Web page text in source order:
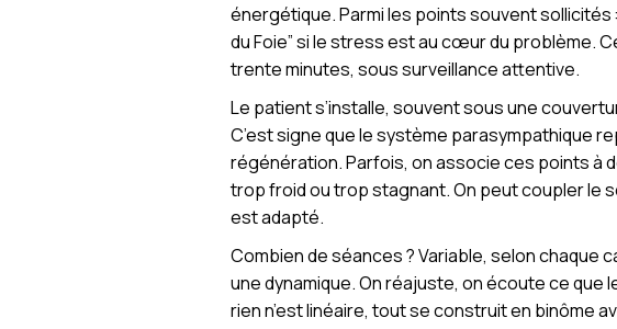
énergétique. Parmi les points souvent sollicités
du Foie” si le stress est au cœur du problème.
trente minutes, sous surveillance attentive.
Le patient s’installe, souvent sous une
C’est signe que le système parasympathique
régénération. Parfois, on associe ces points à
trop froid ou trop stagnant. On peut coupler le
est adapté.
Combien de séances ? Variable, selon chaque
une dynamique. On réajuste, on écoute ce que
rien n’est linéaire, tout se construit en binôme